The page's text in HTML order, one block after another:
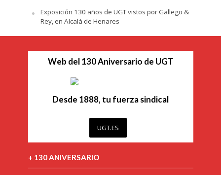
Exposición 130 años de UGT vistos por Gallego &
Rey, en Alcalá de Henares
Web del 130 Aniversario de UGT
Desde 1888, tu fuerza sindical
UGT.ES
+ 130 ANIVERSARIO